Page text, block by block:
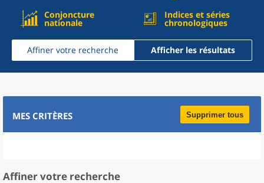
Conjoncture
nationale
Indices et séries
chronologiques
Affiner votre recherche Afficher les résultats
MES CRITÈRES Supprimer tous
Affiner votre recherche